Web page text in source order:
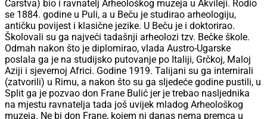
Carstva) bio i ravnatelj Arheološkog muzeja u Akvileji. Rodio
se 1884. godine u Puli, a u Beču je studirao arheologiju,
antičku povijest i klasične jezike. U Beču je i doktorirao.
Školovali su ga najveći tadašnji arheolozi tzv. Bečke škole.
Odmah nakon što je diplomirao, vlada Austro-Ugarske
poslala ga je na studijsko putovanje po Italiji, Grčkoj, Maloj
Aziji i sjevernoj Africi. Godine 1919. Talijani su ga internirali
(zatvorili) u Rimu, a nakon što su ga sljedeće godine pustili, u
Split ga je pozvao don Frane Bulić jer je trebao nasljednika
na mjestu ravnatelja tada još uvijek mladog Arheološkog
muzeja. Ne bi don Frane, kojem ni danas nema premca u